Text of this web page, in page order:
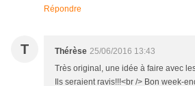
Répondre
T Thérèse 25/06/2016 13:43
Très original, une idée à faire avec
Ils seraient ravis!!!<br /> Bon week-